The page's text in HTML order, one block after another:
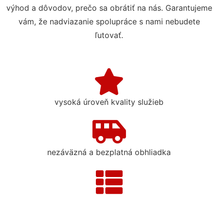
výhod a dôvodov, prečo sa obrátiť na nás. Garantujeme
vám, že nadviazanie spolupráce s nami nebudete
ľutovať.
vysoká úroveň kvality služieb
nezáväzná a bezplatná obhliadka